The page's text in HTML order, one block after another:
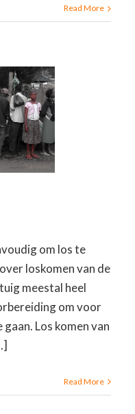
Read More
om los te
loskomen van de
meestal heel
om voor
Los komen van
Read More